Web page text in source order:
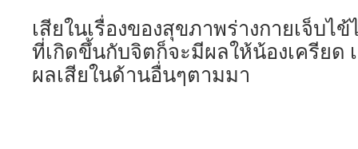
เสียในเรื่องของสุขภาพร่างกายเจ็บไ
ที่เกิดขึ้นกับจิตก็จะมีผลให้น้องเครียด
ผลเสียในด้านอื่นๆตามมา